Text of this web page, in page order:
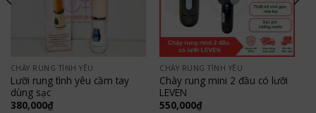
CHÀY RUNG TÌNH YÊU
Lưỡi rung tình yêu cầm tay
dùng sạc
380,000₫
CHÀY RUNG TÌNH YÊU
Chày rung mini 2 đầu có lưỡi
LEVEN
550,000₫